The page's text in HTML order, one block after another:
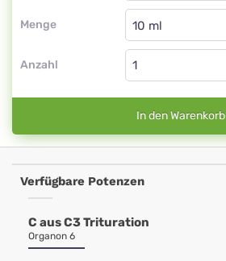
Menge
Dilution
Anzahl
In den Warenkorb
Verfügbare Potenzen
C aus C3 Trituration
Organon 6